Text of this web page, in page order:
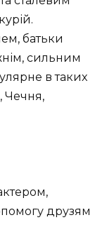
батьки
сильним
в таких
Чечня,
друзям